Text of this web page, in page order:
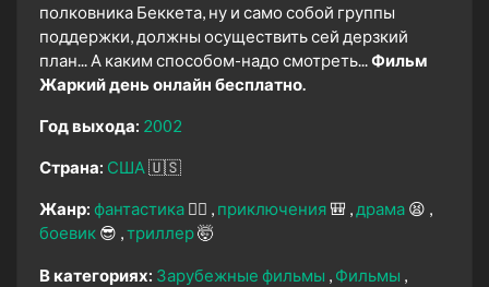
полковника Беккета, ну и само собой группы
поддержки, должны осуществить сей дерзкий
план... А каким способом-надо смотреть...Фильм
Жаркий день онлайн бесплатно.
Год выхода: 2002
Страна: США🇺🇸
Жанр: фантастика 🧙‍♀️ приключения 🎒 драма 😫
боевик 😎 триллер🤯
В категориях: Зарубежные фильмы
Фильмы